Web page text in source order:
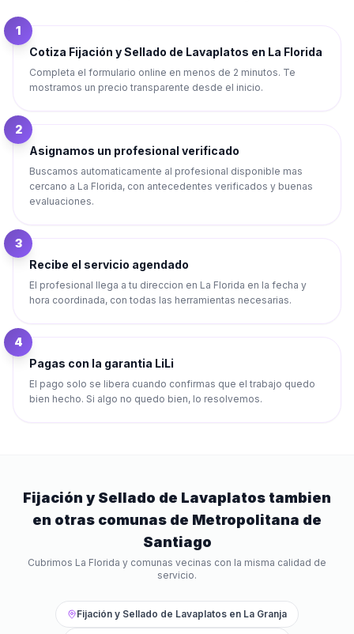
1
Cotiza Fijación y Sellado de Lavaplatos en La Florida
Completa el formulario online en menos de 2 minutos. Te
mostramos un precio transparente desde el inicio.
2
Asignamos un profesional verificado
Buscamos automaticamente al profesional disponible mas
cercano a La Florida, con antecedentes verificados y buenas
evaluaciones.
3
Recibe el servicio agendado
El profesional llega a tu direccion en La Florida en la fecha y
hora coordinada, con todas las herramientas necesarias.
4
Pagas con la garantia LiLi
El pago solo se libera cuando confirmas que el trabajo quedo
bien hecho. Si algo no quedo bien, lo resolvemos.
Fijación y Sellado de Lavaplatos tambien
en otras comunas de Metropolitana de
Santiago
Cubrimos La Florida y comunas vecinas con la misma calidad de
servicio.
Fijación y Sellado de Lavaplatos en La Granja